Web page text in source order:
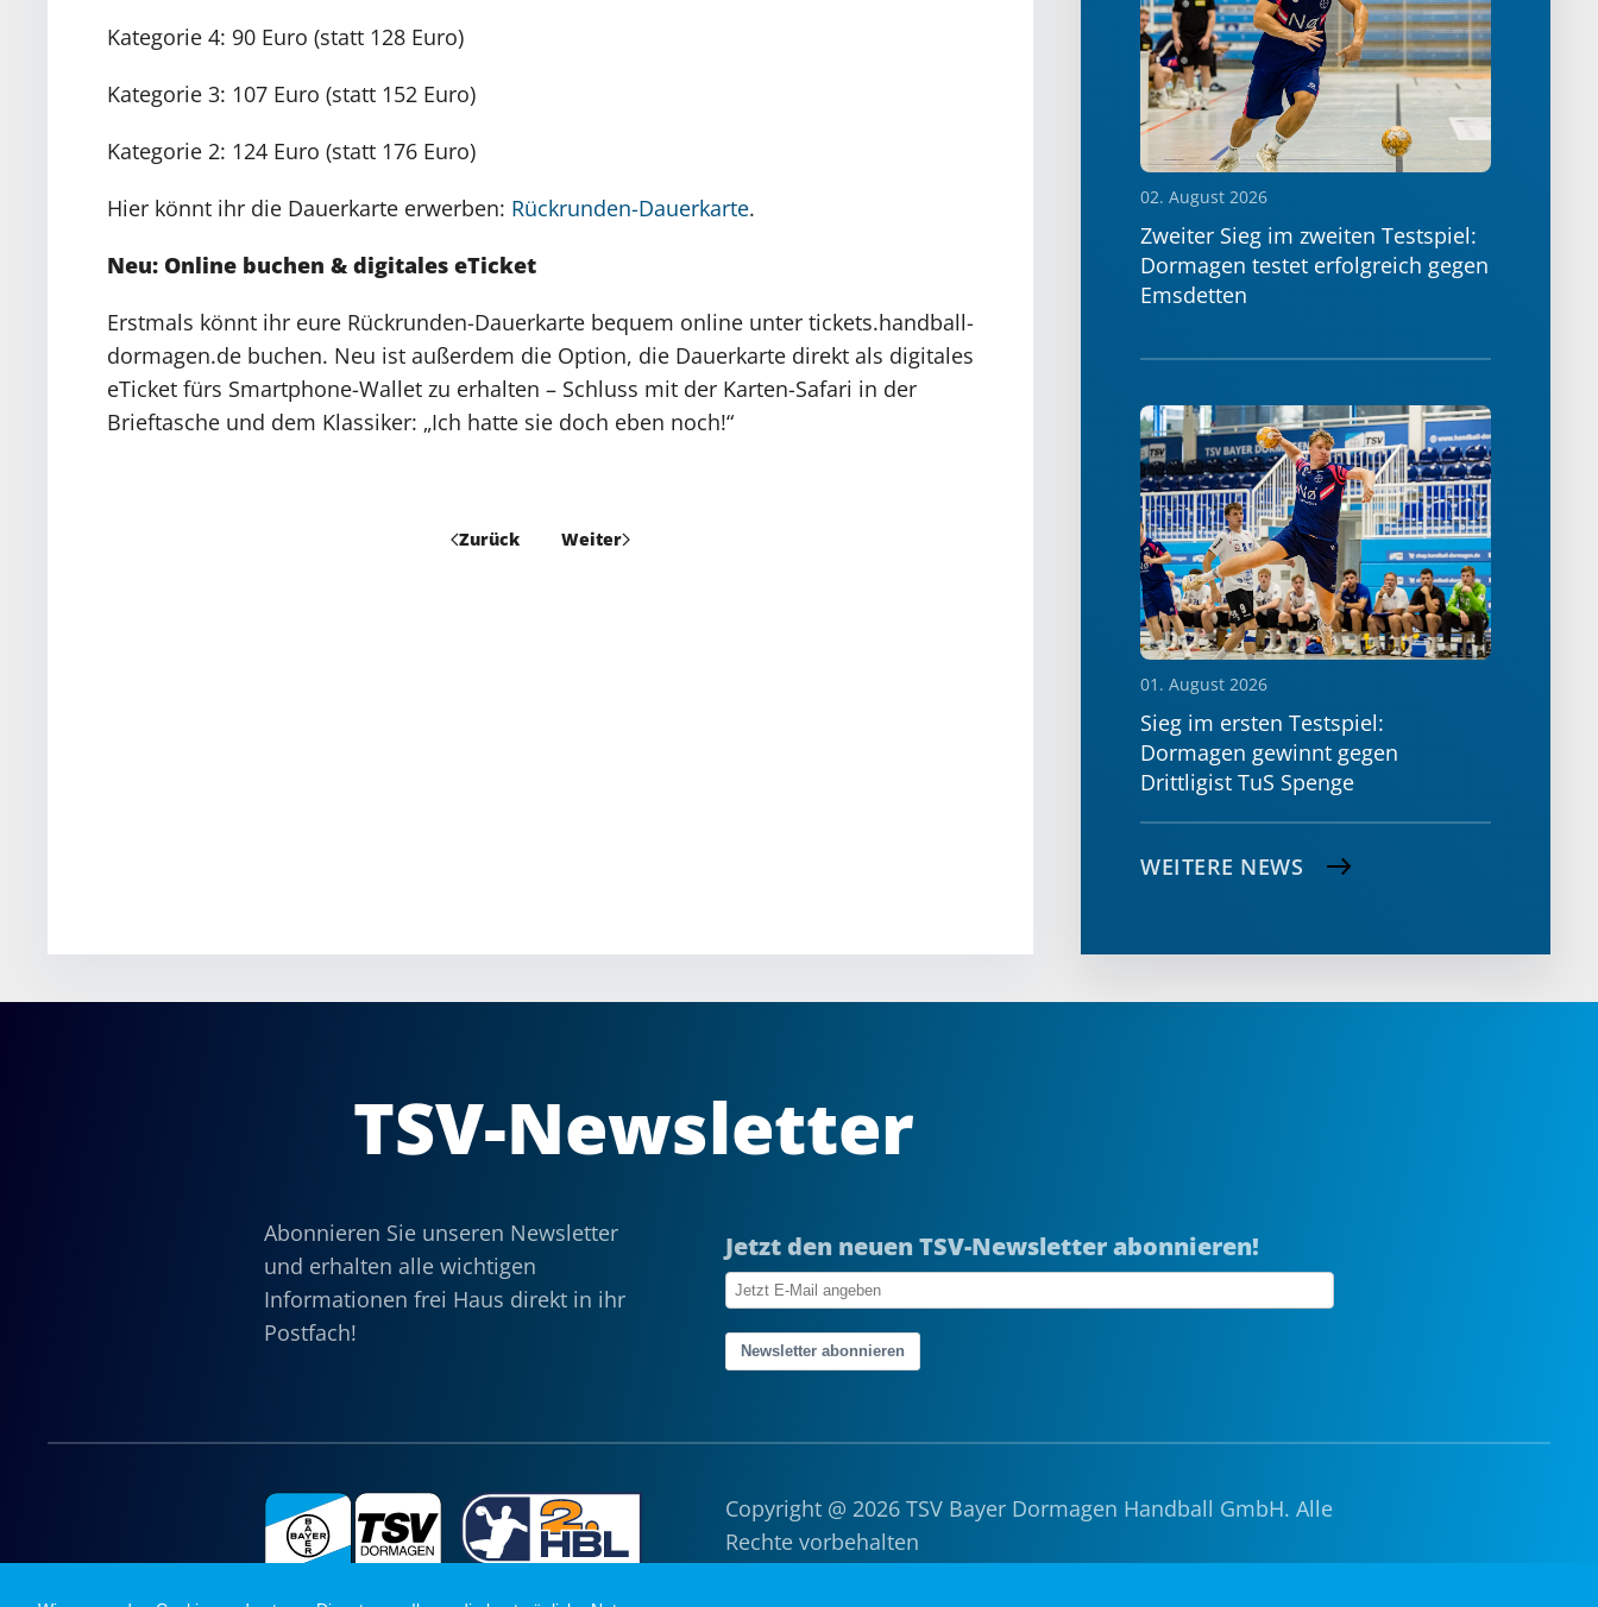
Kategorie 4: 90 Euro (statt 128 Euro)
Kategorie 3: 107 Euro (statt 152 Euro)
Kategorie 2: 124 Euro (statt 176 Euro)
Hier könnt ihr die Dauerkarte erwerben: Rückrunden-Dauerkarte.
Neu: Online buchen & digitales eTicket
Erstmals könnt ihr eure Rückrunden-Dauerkarte bequem online unter tickets.handball-
dormagen.de buchen. Neu ist außerdem die Option, die Dauerkarte direkt als digitales
eTicket fürs Smartphone-Wallet zu erhalten – Schluss mit der Karten-Safari in der
Brieftasche und dem Klassiker: „Ich hatte sie doch eben noch!“
Zurück Weiter
02. August 2026
Zweiter Sieg im zweiten Testspiel:
Dormagen testet erfolgreich gegen
Emsdetten
01. August 2026
Sieg im ersten Testspiel:
Dormagen gewinnt gegen
Drittligist TuS Spenge
WEITERE NEWS
TSV-Newsletter
Abonnieren Sie unseren Newsletter
und erhalten alle wichtigen
Informationen frei Haus direkt in ihr
Postfach!
Jetzt den neuen TSV-Newsletter abonnieren!
Newsletter abonnieren
Copyright @ 2026 TSV Bayer Dormagen Handball GmbH. Alle
Rechte vorbehalten